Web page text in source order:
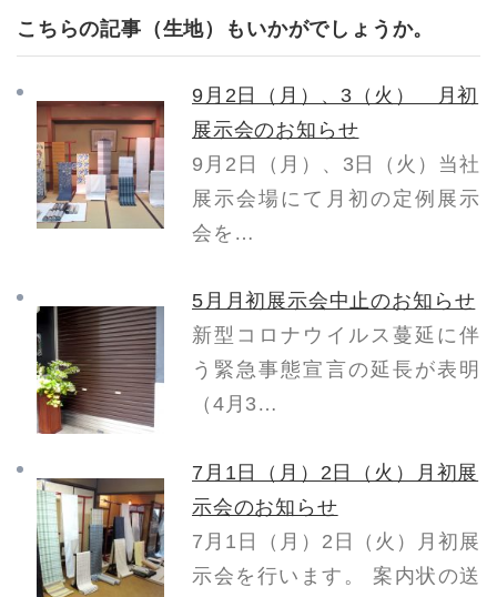
こちらの記事（生地）もいかがでしょうか。
9月2日（月）、3（火） 月初
展示会のお知らせ
9月2日（月）、3日（火）当社
展示会場にて月初の定例展示
会を…
5月月初展示会中止のお知らせ
新型コロナウイルス蔓延に伴
う緊急事態宣言の延長が表明
（4月3…
7月1日（月）2日（火）月初展
示会のお知らせ
7月1日（月）2日（火）月初展
示会を行います。 案内状の送